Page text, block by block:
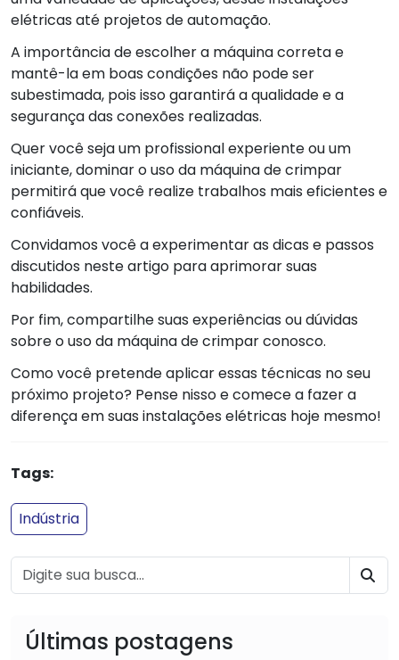
elétricas até projetos de automação.
A importância de escolher a máquina correta e
mantê-la em boas condições não pode ser
subestimada, pois isso garantirá a qualidade e a
segurança das conexões realizadas.
Quer você seja um profissional experiente ou um
iniciante, dominar o uso da máquina de crimpar
permitirá que você realize trabalhos mais eficientes e
confiáveis.
Convidamos você a experimentar as dicas e passos
discutidos neste artigo para aprimorar suas
habilidades.
Por fim, compartilhe suas experiências ou dúvidas
sobre o uso da máquina de crimpar conosco.
Como você pretende aplicar essas técnicas no seu
próximo projeto? Pense nisso e comece a fazer a
diferença em suas instalações elétricas hoje mesmo!
Tags:
Indústria
Últimas postagens